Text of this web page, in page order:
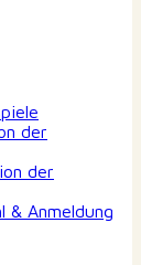
der
der
& Anmeldung